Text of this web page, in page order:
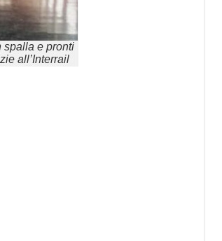
spalla e pronti
all’Interrail